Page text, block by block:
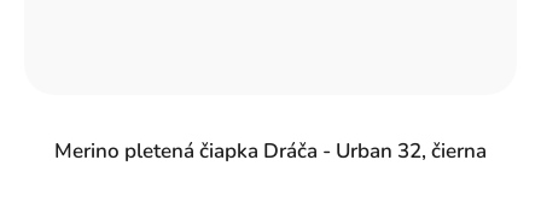
Merino pletená čiapka Dráča - Urban 32, čierna